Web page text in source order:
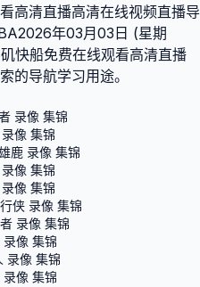
高清直播高清在线视频直播导
年03月03日 (星期
快船免费在线观看高清直播
的导航学习用途。
录像 集锦
像 集锦
鹿 录像 集锦
像 集锦
像 集锦
侠 录像 集锦
录像 集锦
像 集锦
录像 集锦
像 集锦